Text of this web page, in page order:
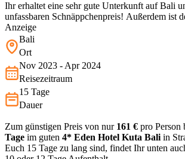
Ihr erhaltet eine sehr gute Unterkunft auf Bali
unfassbaren Schnäppchenpreis! Außerdem ist
Kuta Beach nur einen Spaziergang von Euch
Angebot, bevor die Preise wieder steigen.
Anzeige
Bali
Ort
Nov 2023 - Apr 2024
Reisezeitraum
15 Tage
Dauer
Zum günstigen Preis von nur 161 € pro Person
Tage im guten 4* Eden Hotel Kuta Bali in
Euch 15 Tage zu lang sind, findet Ihr unten